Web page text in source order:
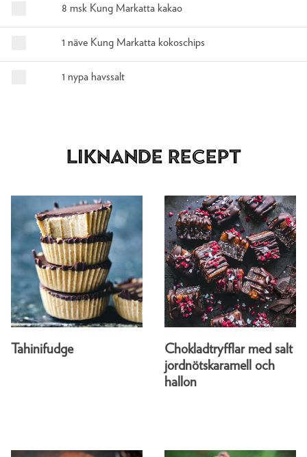
8 msk Kung Markatta kakao
1 näve Kung Markatta kokoschips
1 nypa havssalt
Liknande recept
Tahinifudge
Chokladtryfflar med salt
jordnötskaramell och
hallon